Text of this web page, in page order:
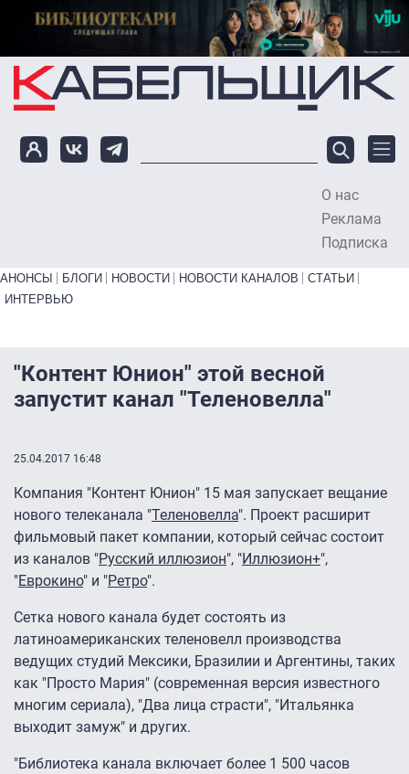
Перейти к основному содержанию
О нас
Реклама
Подписка
Primary links bottom
АНОНСЫ БЛОГИ НОВОСТИ НОВОСТИ КАНАЛОВ
СТАТЬИ
ИНТЕРВЬЮ
"Контент Юнион" этой весной
запустит канал "Теленовелла"
25.04.2017 16:48
Компания "Контент Юнион" 15 мая запускает вещание
нового телеканала "Теленовелла". Проект расширит
фильмовый пакет компании, который сейчас состоит
из каналов "Русский иллюзион", "Иллюзион+",
"Еврокино" и "Ретро".
Сетка нового канала будет состоять из
латиноамериканских теленовелл производства
ведущих студий Мексики, Бразилии и Аргентины, таких
как "Просто Мария" (современная версия известного
многим сериала), "Два лица страсти", "Итальянка
выходит замуж" и других.
"Библиотека канала включает более 1 500 часов